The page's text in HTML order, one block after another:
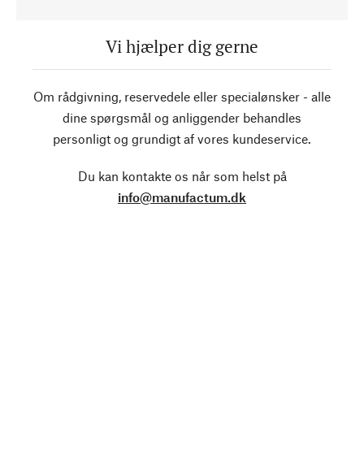
Vi hjælper dig gerne
Om rådgivning, reservedele eller specialønsker - alle
dine spørgsmål og anliggender behandles
personligt og grundigt af vores kundeservice.
Du kan kontakte os når som helst på
info@manufactum.dk